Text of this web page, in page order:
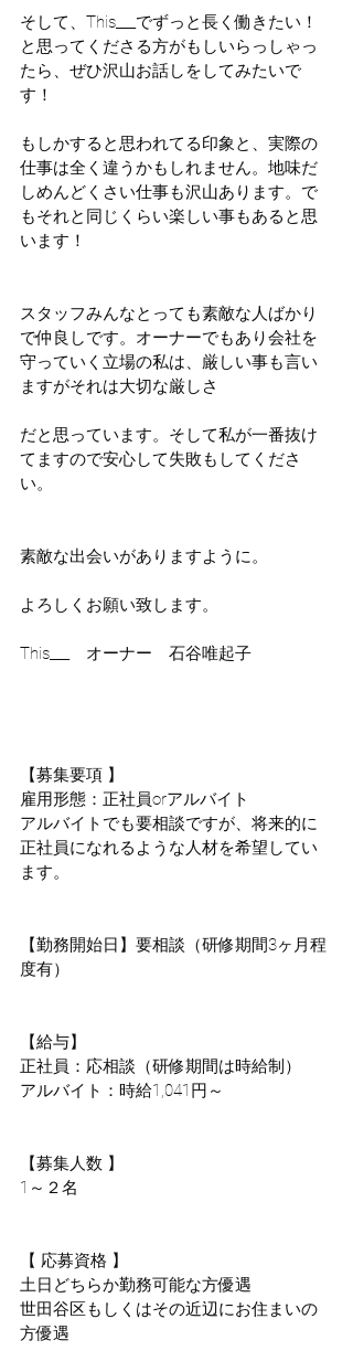
そして、This___でずっと長く働きたい！
と思ってくださる方がもしいらっしゃっ
たら、ぜひ沢山お話しをしてみたいで
す！
もしかすると思われてる印象と、実際の
仕事は全く違うかもしれません。地味だ
しめんどくさい仕事も沢山あります。で
もそれと同じくらい楽しい事もあると思
います！
スタッフみんなとっても素敵な人ばかり
で仲良しです。オーナーでもあり会社を
守っていく立場の私は、厳しい事も言い
ますがそれは大切な厳しさ
だと思っています。そして私が一番抜け
てますので安心して失敗もしてくださ
い。
素敵な出会いがありますように。
よろしくお願い致します。
This___　オーナー　石谷唯起子
【募集要項 】
雇用形態：正社員orアルバイト
アルバイトでも要相談ですが、将来的に
正社員になれるような人材を希望してい
ます。
【勤務開始日】要相談（研修期間3ヶ月程
度有）
【給与】
正社員：応相談（研修期間は時給制）
アルバイト：時給1,041円～
【募集人数 】
1～２名
【 応募資格 】
土日どちらか勤務可能な方優遇
世田谷区もしくはその近辺にお住まいの
方優遇